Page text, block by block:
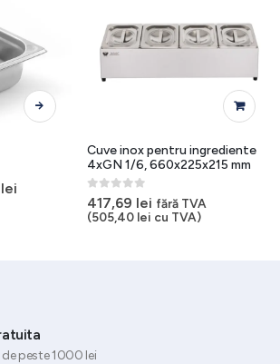
lei
Cuve inox pentru ingrediente
4xGN 1/6, 660x225x215 mm
0out of 5
417,69 lei fără TVA
(505,40 lei cu TVA)
peste 1000 lei